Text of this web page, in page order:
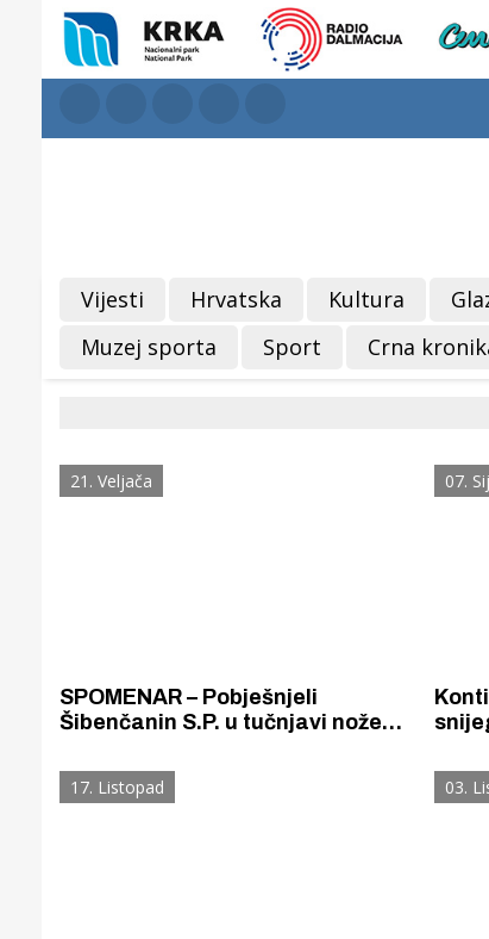
Vijesti Hrvatska Kultura
Muzej sporta
Sport Crna
21. Veljača
SPOMENAR – Pobješnjeli
Šibenčanin S.P. u tučnjavi nožem
odsjekao tri prsta na desnoj ruci,
a dvjema po jedan prst na lijevoj
07.
17. Listopad 03.